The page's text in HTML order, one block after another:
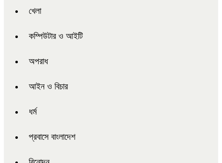
খেলা
কম্পিউটার ও আইটি
অপরাধ
আইন ও বিচার
ধর্ম
প্রবাসে বাংলাদেশ